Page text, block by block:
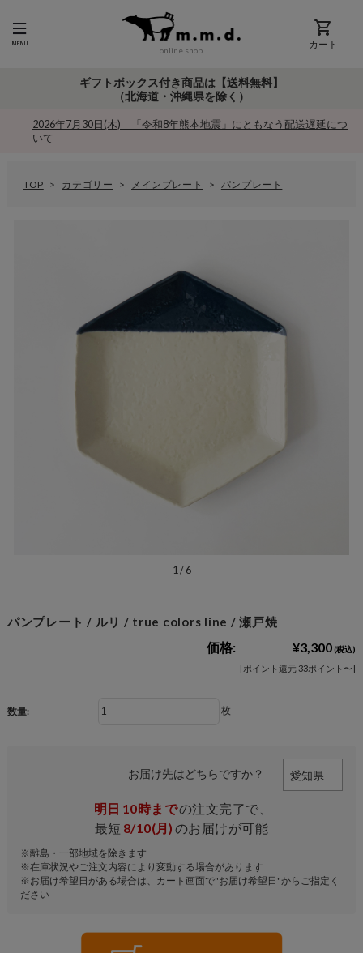
online shop カート
ギフトボックス付き商品は【送料無料】
（北海道・沖縄県を除く）
2026年7月30日(木) 「令和8年熊本地震」にともなう配送遅延につ
いて
TOP カテゴリー メインプレート パンプレート
1 /6
パンプレート / ルリ / true colors line / 瀬戸焼
価格: ¥3,300(税込)
[ポイント還元 33ポイント〜]
数量: 枚
お届け先はどちらですか？
明日 10時までの注文完了で、
最短 8/10(月) のお届けが可能
※離島・一部地域を除きます
※在庫状況やご注文内容により変動する場合があります
※お届け希望日がある場合は、カート画面で"お届け希望日"からご指定く
ださい